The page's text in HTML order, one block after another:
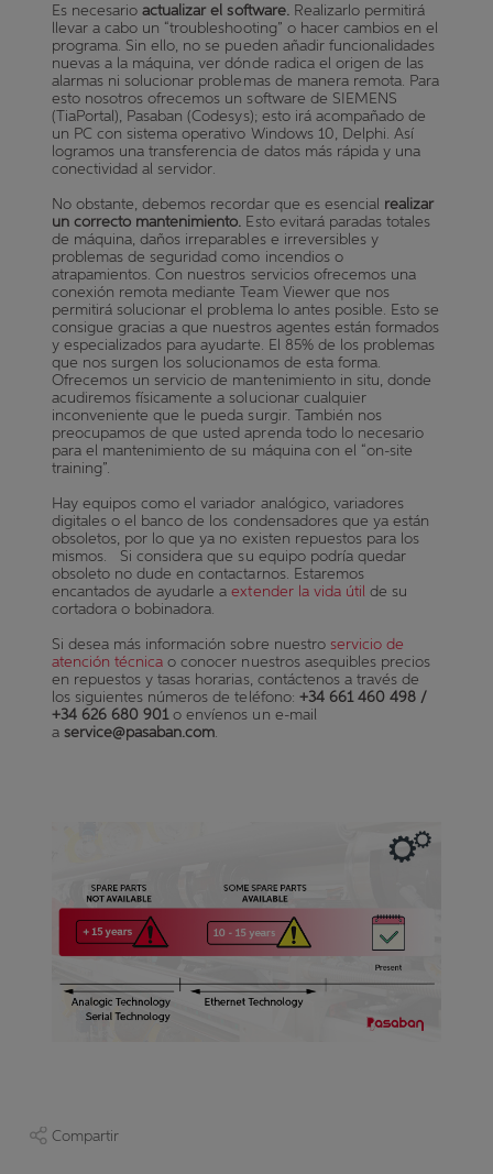
Es necesarioactualizar el software. Realizarlo permitirá
llevar a cabo un “troubleshooting” o hacer cambios en el
programa. Sin ello, no se pueden añadir funcionalidades
nuevas a la máquina, ver dónde radica el origen de las
alarmas ni solucionar problemas de manera remota. Para
esto nosotros ofrecemos un software de SIEMENS
(TiaPortal), Pasaban (Codesys); esto irá acompañado de
un PC con sistema operativo Windows 10, Delphi. Así
logramos una transferencia de datos más rápida y una
conectividad al servidor.
No obstante, debemos recordar que es esencial realizar
un correcto mantenimiento. Esto evitará paradas totales
de máquina, daños irreparables e irreversibles y
problemas de seguridad como incendios o
atrapamientos. Con nuestros servicios ofrecemos una
conexión remota mediante Team Viewer que nos
permitirá solucionar el problema lo antes posible. Esto se
consigue gracias a que nuestros agentes están formados
y especializados para ayudarte. El 85% de los problemas
que nos surgen los solucionamos de esta forma.
Ofrecemos un servicio de mantenimiento in situ, donde
acudiremos físicamente a solucionar cualquier
inconveniente que le pueda surgir. También nos
preocupamos de que usted aprenda todo lo necesario
para el mantenimiento de su máquina con el “on-site
training”.
Hay equipos como el variador analógico, variadores
digitales o el banco de los condensadores que ya están
obsoletos, por lo que ya no existen repuestos para los
mismos. Si considera que su equipo podría quedar
obsoleto no dude en contactarnos. Estaremos
encantados de ayudarle aextender la vida útil de su
cortadora o bobinadora.
Si desea más información sobre nuestro servicio de
atención técnica o conocer nuestros asequibles precios
en repuestos y tasas horarias, contáctenos a través de
los siguientes números de teléfono: +34 661 460 498 /
+34 626 680 901o envíenos un e-mail
a service@pasaban.com.
Compartir